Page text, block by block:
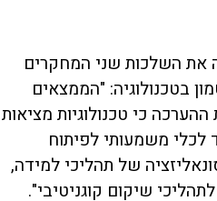
את השלכות שני המחקרים
בטכנולוגיה: "הממצאים
כי טכנולוגיות מציאות
לכלי משמעותי לפיתוח
של תהליכי למידה,